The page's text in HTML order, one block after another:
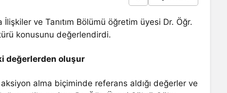
ve Tanıtım Bölümü öğretim üyesi Dr. Öğr.
konusunu değerlendirdi.
değerlerden oluşur
alma biçiminde referans aldığı değerler ve